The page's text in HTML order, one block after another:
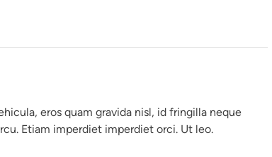
eros quam gravida nisl, id fringilla neque
Etiam imperdiet imperdiet orci. Ut leo.